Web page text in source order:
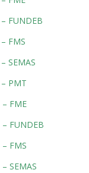
FUNDEB
FMS
SEMAS
PMT
– FME
FUNDEB
FMS
SEMAS